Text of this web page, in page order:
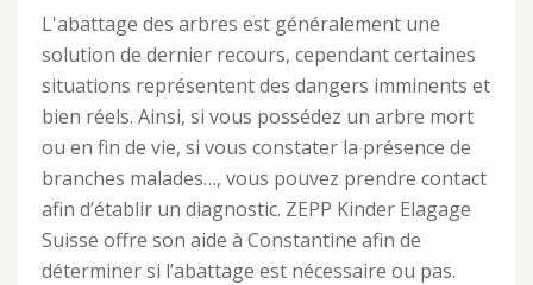
L'abattage des arbres est généralement une
solution de dernier recours, cependant certaines
situations représentent des dangers imminents et
bien réels. Ainsi, si vous possédez un arbre mort
ou en fin de vie, si vous constater la présence de
branches malades…, vous pouvez prendre contact
afin d’établir un diagnostic. ZEPP Kinder Elagage
Suisse offre son aide à Constantine afin de
déterminer si l’abattage est nécessaire ou pas.